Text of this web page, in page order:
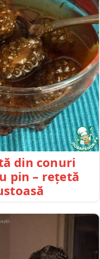
din conuri
pin – rețetă